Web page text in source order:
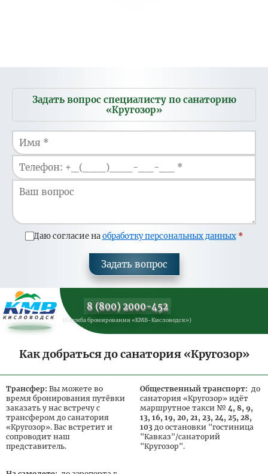
Мобильное
менюЗадать вопрос специалисту по санаторию
«Кругозор»
Даю согласие наобработку персональных данных
Задать вопрос
8 (800) 2000-452
(Служба бронирования «КМВ-Кисловодск»)
Как добраться до санатория «Кругозор»
Трансфер: Вы можете во
время бронирования путёвки
заказать у нас встречу с
трансфером до санатория
«Кругозор». Вас встретит и
сопроводит наш
представитель.
Общественный транспорт: до
санатория «Кругозор» идёт
маршрутное такси № 4, 8, 9,
13, 16, 19, 20, 21, 23, 24, 25, 28,
103 до остановки "гостиница
"Кавказ"/санаторий
"Кругозор".